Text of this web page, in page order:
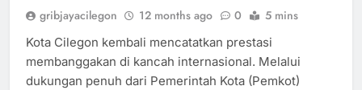
gribjayacilegon 12 months ago 0 5 mins
Kota Cilegon kembali mencatatkan prestasi
membanggakan di kancah internasional. Melalui
dukungan penuh dari Pemerintah Kota (Pemkot)